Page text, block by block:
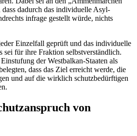
dadurch das individuelle Asyl-
infrage gestellt würde, nichts
Einzelfall geprüft und das individuelle
sei für ihre Fraktion selbstverständlich.
der Westbalkan-Staaten als
dass das Ziel erreicht werde, die
und auf die wirklich schutzbedürftigen
von